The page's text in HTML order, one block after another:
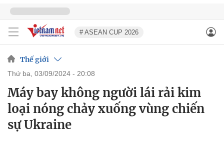
# ASEAN CUP 2026
Thế giới
thứ ba, 03/09/2024 - 20:08
Máy bay không người lái rải kim
loại nóng chảy xuống vùng chiến
sự Ukraine